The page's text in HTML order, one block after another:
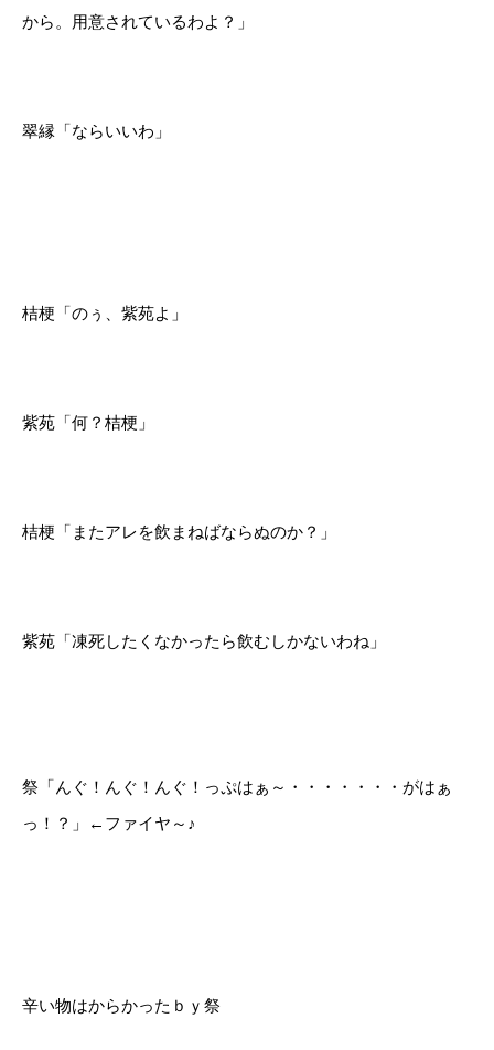
から。用意されているわよ？」
翠縁「ならいいわ」
桔梗「のぅ、紫苑よ」
紫苑「何？桔梗」
桔梗「またアレを飲まねばならぬのか？」
紫苑「凍死したくなかったら飲むしかないわね」
祭「んぐ！んぐ！んぐ！っぷはぁ～・・・・・・・がはぁ
っ！？」←ファイヤ～♪
辛い物はからかったｂｙ祭